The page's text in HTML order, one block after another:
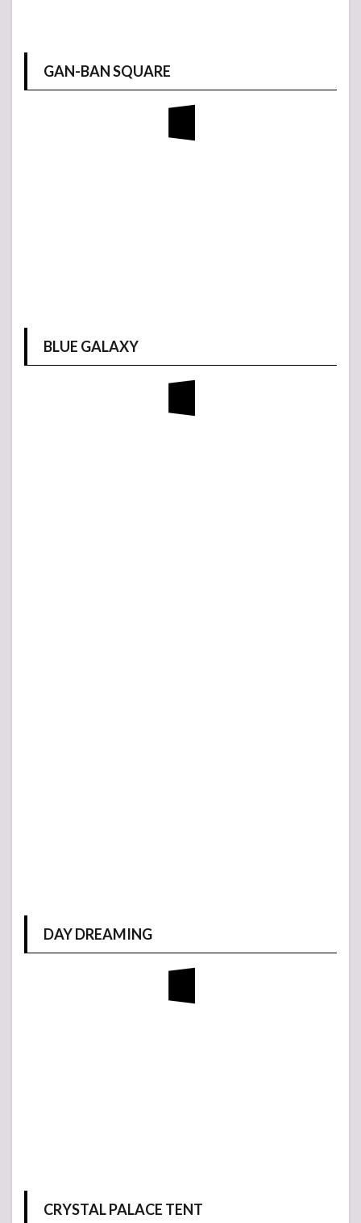
GAN-BAN SQUARE
BLUE GALAXY
DAY DREAMING
CRYSTAL PALACE TENT